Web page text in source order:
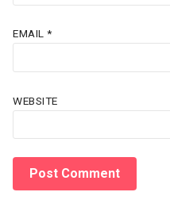
EMAIL *
WEBSITE